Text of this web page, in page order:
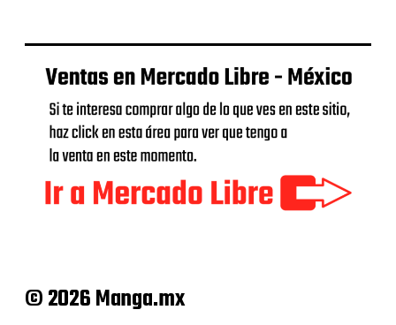
© 2026 Manga.mx